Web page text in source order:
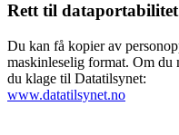
Rett til dataportabilitet
Du kan få kopier av
maskinleselig format. Om du
du klage til Datatilsynet:
www.datatilsynet.no